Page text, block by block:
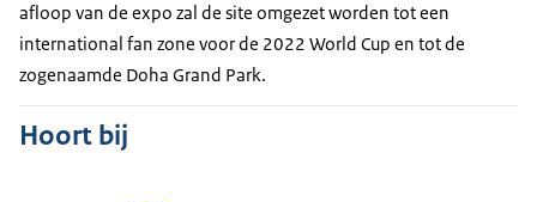
afloop van de expo zal de site omgezet worden tot een
international fan zone voor de 2022 World Cup en tot de
zogenaamde Doha Grand Park.
Hoort bij